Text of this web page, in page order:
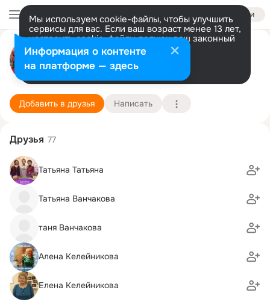
Войти
Мы используем cookie-файлы, чтобы улучшить
сервисы для вас. Если ваш возраст менее 13 лет,
настроить cookie-файлы должен ваш законный
представитель. Больше информации
Разрешить все Настроить
Мария Келейникова
Москва
16 октября (46 лет)
Старогородковская школаПодробнее
Добавить в друзья Написать
Друзья 77
Татьяна Татьяна
Татьяна Ванчакова
таня Ванчакова
Алена Келейникова
Елена Келейникова
Информация о контенте
на платформе — здесь